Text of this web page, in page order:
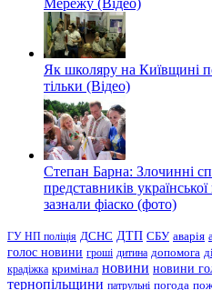
Мережу (Відео)
Як школяру на Київщині
тільки (Відео)
Степан Барна: Злочинні
представників
зазнали фіаско (фото)
ГУ НП поліція ДСНС ДТП СБУ аварія
голос новини гроші дитина допомога
крадіжка кримінал новини новини
тернопільщини патрульні погода